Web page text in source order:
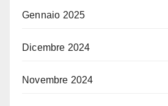
Gennaio 2025
Dicembre 2024
Novembre 2024